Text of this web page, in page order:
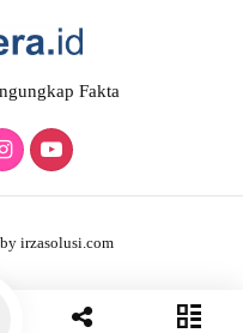
Fakta
irzasolusi.com